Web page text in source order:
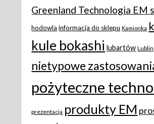
Greenland Technologia EM
hodowla informacja do sklepu Kamionka
kule bokashi lubartów Lublin
nietypowe
pożyteczne
prezentacja produkty EM